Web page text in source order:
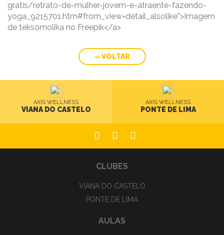
gratis/retrato-de-mulher-jovem-e-atraente-fazendo-
yoga_9215701.htm#from_view=detail_alsolike”>Imagem
de teksomolika no Freepik</a>
« VOLTAR
AXIS WELLNESS
VIANA DO CASTELO
AXIS WELLNESS
PONTE DE LIMA
CLUBES
VIANA DO CASTELO
PONTE DE LIMA
AULAS